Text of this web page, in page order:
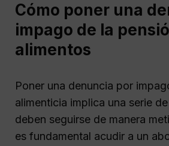
Cómo poner una
impago de la
alimentos
Poner una denuncia por
alimenticia implica una serie
deben seguirse de manera
es fundamental acudir a un